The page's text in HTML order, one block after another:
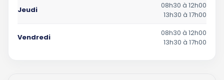
Jeudi
08h30 à 12h00
13h30 à 17h00
Vendredi
08h30 à 12h00
13h30 à 17h00